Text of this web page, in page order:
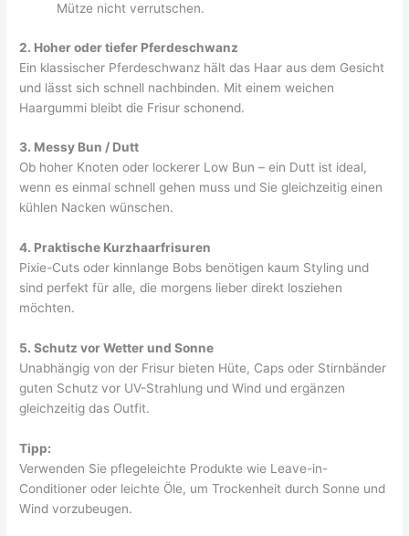
Mütze nicht verrutschen.
2. Hoher oder tiefer Pferdeschwanz
Ein klassischer Pferdeschwanz hält das Haar aus dem Gesicht
und lässt sich schnell nachbinden. Mit einem weichen
Haargummi bleibt die Frisur schonend.
3. Messy Bun / Dutt
Ob hoher Knoten oder lockerer Low Bun – ein Dutt ist ideal,
wenn es einmal schnell gehen muss und Sie gleichzeitig einen
kühlen Nacken wünschen.
4. Praktische Kurzhaarfrisuren
Pixie-Cuts oder kinnlange Bobs benötigen kaum Styling und
sind perfekt für alle, die morgens lieber direkt losziehen
möchten.
5. Schutz vor Wetter und Sonne
Unabhängig von der Frisur bieten Hüte, Caps oder Stirnbänder
guten Schutz vor UV-Strahlung und Wind und ergänzen
gleichzeitig das Outfit.
Tipp:
Verwenden Sie pflegeleichte Produkte wie Leave-in-
Conditioner oder leichte Öle, um Trockenheit durch Sonne und
Wind vorzubeugen.